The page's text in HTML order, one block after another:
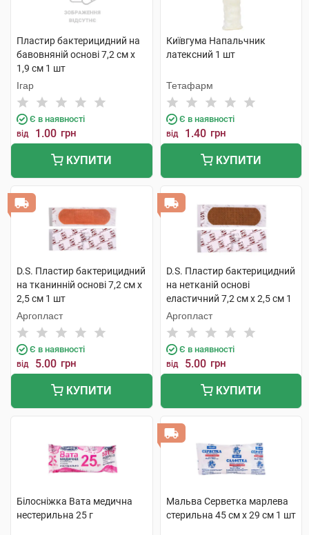
Пластир бактерицидний на
бавовняній основі 7,2 см х
1,9 см 1 шт
Ігар
Є в наявності
від 1.00 грн
КУПИТИ
Київгума Напальчник
латексний 1 шт
Тетафарм
Є в наявності
від 1.40 грн
КУПИТИ
D.S. Пластир бактерицидний
на тканинній основі 7,2 см х
2,5 см 1 шт
Аргопласт
Є в наявності
від 5.00 грн
КУПИТИ
D.S. Пластир бактерицидний
на нетканій основі
еластичний 7,2 см х 2,5 см 1
шт
Аргопласт
Є в наявності
від 5.00 грн
КУПИТИ
Білосніжка Вата медична
нестерильна 25 г
Мальва Серветка марлева
стерильна 45 см x 29 cм 1 шт